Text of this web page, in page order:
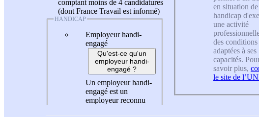
comptant moins de 4 candidatures
(dont France Travail est informé)
HANDICAP
Employeur handi-
engagé
Qu'est-ce qu'un
employeur handi-
engagé ?
Un employeur handi-
engagé est un
employeur reconnu
en situation de
handicap
une activité
des conditions
adaptées à ses
capacités.
savoir plus,
le site de